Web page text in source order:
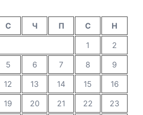
С Ч П С
Н
1
2
5 6 7 8
9
12 13 14 15
16
19 20 21 22
23